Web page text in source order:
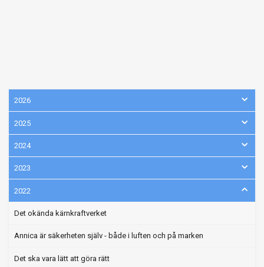
2026
2025
2024
2023
2022
Det okända kärnkraftverket
Annica är säkerheten själv - både i luften och på marken
Det ska vara lätt att göra rätt